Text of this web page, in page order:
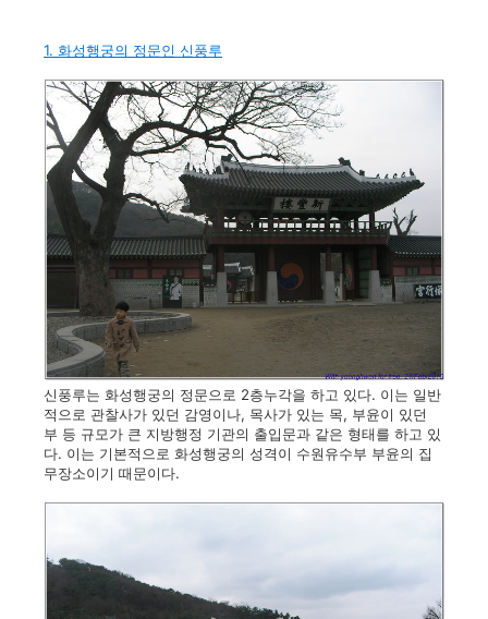
1. 화성행궁의 정문인 신풍루
신풍루는 화성행궁의 정문으로 2층누각을 하고 있다. 이는 일반
적으로 관찰사가 있던 감영이나, 목사가 있는 목, 부윤이 있던
부 등 규모가 큰 지방행정 기관의 출입문과 같은 형태를 하고 있
다. 이는 기본적으로 화성행궁의 성격이 수원유수부 부윤의 집
무장소이기 때문이다.